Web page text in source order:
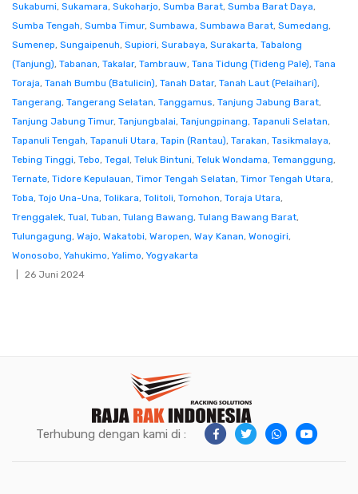
Sukabumi, Sukamara, Sukoharjo, Sumba Barat, Sumba Barat Daya,
Sumba Tengah, Sumba Timur, Sumbawa, Sumbawa Barat, Sumedang,
Sumenep, Sungaipenuh, Supiori, Surabaya, Surakarta, Tabalong
(Tanjung), Tabanan, Takalar, Tambrauw, Tana Tidung (Tideng Pale), Tana
Toraja, Tanah Bumbu (Batulicin), Tanah Datar, Tanah Laut (Pelaihari),
Tangerang, Tangerang Selatan, Tanggamus, Tanjung Jabung Barat,
Tanjung Jabung Timur, Tanjungbalai, Tanjungpinang, Tapanuli Selatan,
Tapanuli Tengah, Tapanuli Utara, Tapin (Rantau), Tarakan, Tasikmalaya,
Tebing Tinggi, Tebo, Tegal, Teluk Bintuni, Teluk Wondama, Temanggung,
Ternate, Tidore Kepulauan, Timor Tengah Selatan, Timor Tengah Utara,
Toba, Tojo Una-Una, Tolikara, Tolitoli, Tomohon, Toraja Utara,
Trenggalek, Tual, Tuban, Tulang Bawang, Tulang Bawang Barat,
Tulungagung, Wajo, Wakatobi, Waropen, Way Kanan, Wonogiri,
Wonosobo, Yahukimo, Yalimo, Yogyakarta
26 Juni 2024
Terhubung dengan kami di :